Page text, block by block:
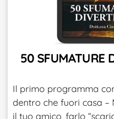
50 SFUMATURE
Il primo programma
dentro che fuori casa
il tuo amico, farlo